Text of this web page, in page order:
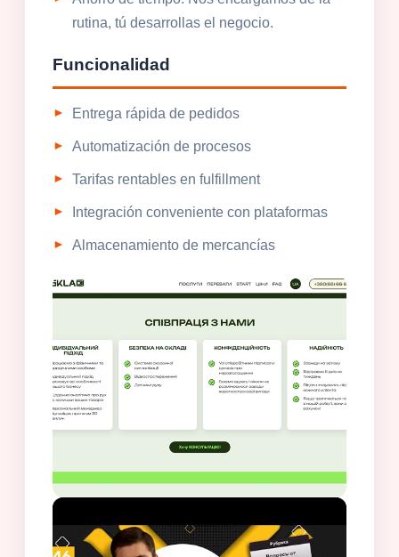
rutina, tú desarrollas el negocio.
Funcionalidad
Entrega rápida de pedidos
Automatización de procesos
Tarifas rentables en fulfillment
Integración conveniente con plataformas
Almacenamiento de mercancías